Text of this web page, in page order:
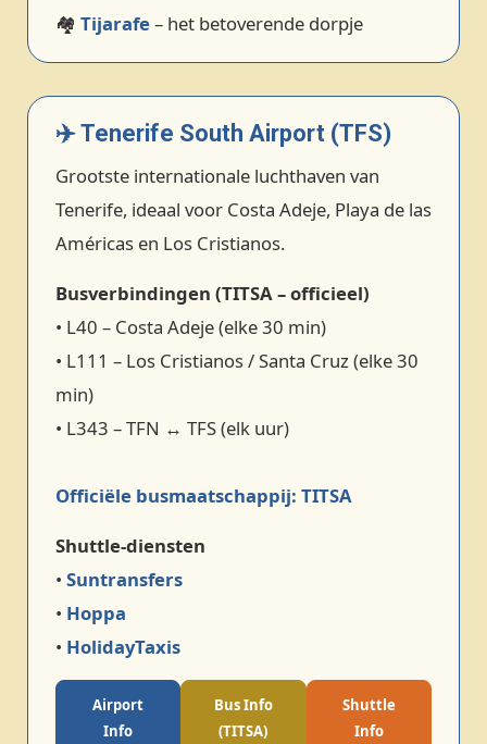
🏘️ Tijarafe– het betoverende dorpje
✈️ Tenerife South Airport (TFS)
Grootste internationale luchthaven van
Tenerife, ideaal voor Costa Adeje, Playa de las
Américas en Los Cristianos.
Busverbindingen (TITSA – officieel)
• L40 – Costa Adeje (elke 30 min)
• L111 – Los Cristianos / Santa Cruz (elke 30
min)
• L343 – TFN ↔ TFS (elk uur)
Officiële busmaatschappij: TITSA
Shuttle‑diensten
• Suntransfers
• Hoppa
• HolidayTaxis
Airport
Info
Bus Info
(TITSA)
Shuttle
Info